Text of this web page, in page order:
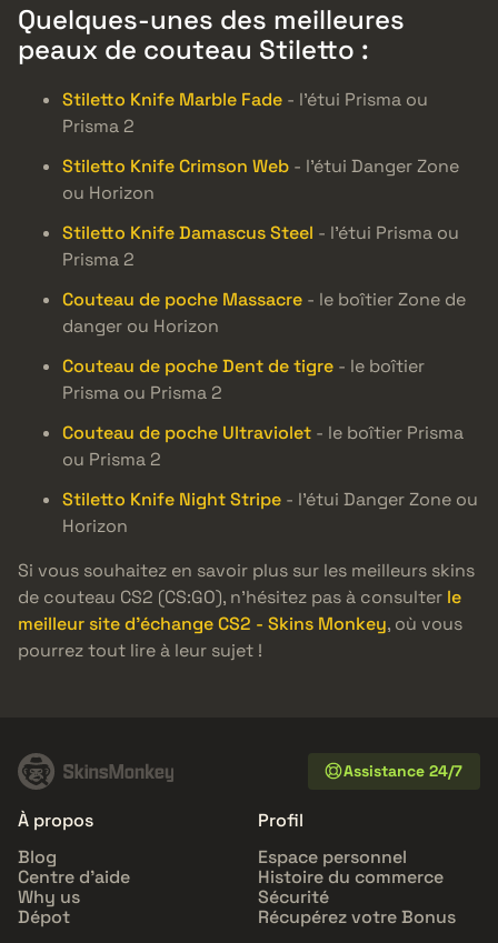
Quelques-unes des meilleures
peaux de couteau Stiletto :
Stiletto Knife Marble Fade - l’étui Prisma ou
Prisma 2
Stiletto Knife Crimson Web - l’étui Danger Zone
ou Horizon
Stiletto Knife Damascus Steel - l’étui Prisma ou
Prisma 2
Couteau de poche Massacre - le boîtier Zone de
danger ou Horizon
Couteau de poche Dent de tigre - le boîtier
Prisma ou Prisma 2
Couteau de poche Ultraviolet - le boîtier Prisma
ou Prisma 2
Stiletto Knife Night Stripe - l’étui Danger Zone ou
Horizon
Si vous souhaitez en savoir plus sur les meilleurs skins
de couteau CS2 (CS:GO), n’hésitez pas à consulter le
meilleur site d’échange CS2 - Skins Monkey, où vous
pourrez tout lire à leur sujet !
Assistance 24/7
À propos
Blog
Centre d'aide
Why us
Dépot
Profil
Espace personnel
Histoire du commerce
Sécurité
Récupérez votre Bonus